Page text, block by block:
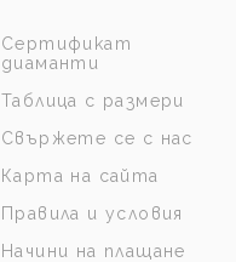
Сертификат
диаманти
Таблица с размери
Свържете се с нас
Карта на сайта
Правила и условия
Начини на плащане